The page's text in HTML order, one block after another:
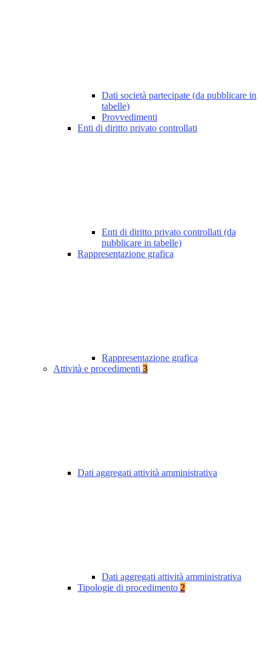
Dati società partecipate (da pubblicare in
tabelle)
Provvedimenti
Enti di diritto privato controllati
Enti di diritto privato controllati (da
pubblicare in tabelle)
Rappresentazione grafica
Rappresentazione grafica
Attività e procedimenti 3
Dati aggregati attività amministrativa
Dati aggregati attività amministrativa
Tipologie di procedimento 2